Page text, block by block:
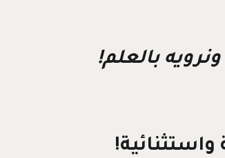
بالعلم!
واستثنائية!